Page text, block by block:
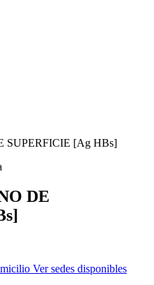
SUPERFICIE [Ag HBs]
DE
Ver sedes disponibles